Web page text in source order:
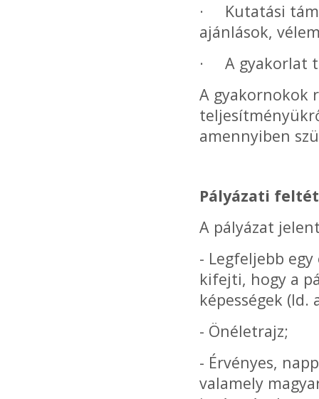
· Kutatási
ajánlások,
· A gyakorlat
A gyakornokok
amennyiben
Pályázati
A pályázat
- Legfeljebb
kifejti, hogy a
képességek
- Önéletrajz;
- Érvényes,
valamely